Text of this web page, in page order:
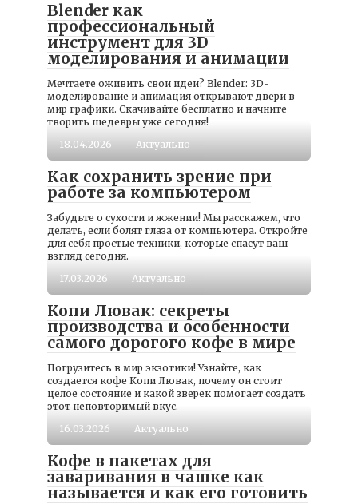
Blender как
профессиональный
инструмент для 3D
моделирования и анимации
Мечтаете оживить свои идеи? Blender: 3D-
моделирование и анимация открывают двери в
мир графики. Скачивайте бесплатно и начните
творить шедевры уже сегодня!
18.04.2026
Актуально
Как сохранить зрение при
работе за компьютером
Забудьте о сухости и жжении! Мы расскажем, что
делать, если болят глаза от компьютера. Откройте
для себя простые техники, которые спасут ваш
взгляд сегодня.
17.03.2026
Актуально
Копи Лювак: секреты
производства и особенности
самого дорогого кофе в мире
Погрузитесь в мир экзотики! Узнайте, как
создается кофе Копи Лювак, почему он стоит
целое состояние и какой зверек помогает создать
этот неповторимый вкус.
16.03.2026
Актуально
Кофе в пакетах для
заваривания в чашке как
называется и как его готовить